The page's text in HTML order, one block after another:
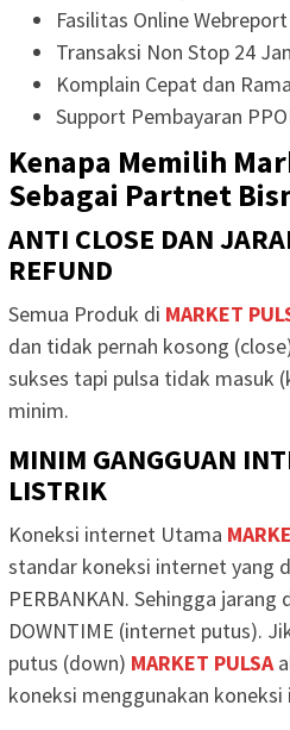
Fasilitas Online Webreport
Transaksi Non Stop 24
Komplain Cepat dan
Support Pembayaran
Kenapa Memilih
Sebagai Partnet
ANTI CLOSE DAN
REFUND
Semua Produk di MARKET
dan tidak pernah kosong
sukses tapi pulsa tidak masuk
minim.
MINIM GANGGUAN
LISTRIK
Koneksi internet Utama
standar koneksi internet yang
PERBANKAN. Sehingga jarang
DOWNTIME (internet putus).
putus (down) MARKET PULSA
koneksi menggunakan